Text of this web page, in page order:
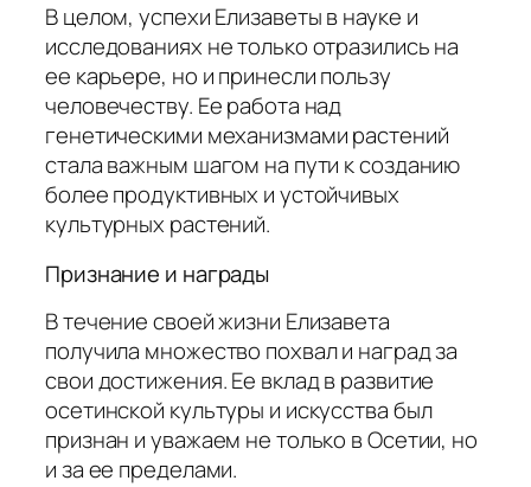
В целом, успехи Елизаветы в науке и
исследованиях не только отразились на
ее карьере, но и принесли пользу
человечеству. Ее работа над
генетическими механизмами растений
стала важным шагом на пути к созданию
более продуктивных и устойчивых
культурных растений.
Признание и награды
В течение своей жизни Елизавета
получила множество похвал и наград за
свои достижения. Ее вклад в развитие
осетинской культуры и искусства был
признан и уважаем не только в Осетии, но
и за ее пределами.